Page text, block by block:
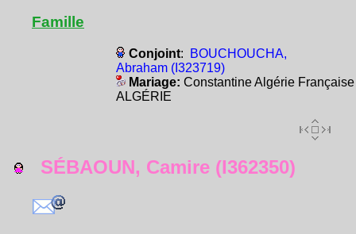
Famille
Conjoint:
BOUCHOUCHA,
Abraham (I323719)
Mariage: Constantine Algérie Française
ALGÉRIE
SÉBAOUN, Camire (I362350)